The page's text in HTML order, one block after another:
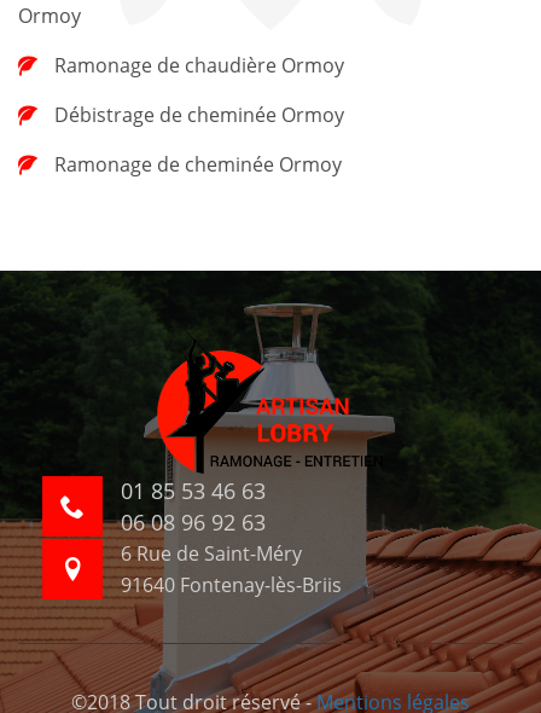
Ormoy
Ramonage de chaudière Ormoy
Débistrage de cheminée Ormoy
Ramonage de cheminée Ormoy
01 85 53 46 63
06 08 96 92 63
6 Rue de Saint-Méry
91640 Fontenay-lès-Briis
©2018 Tout droit réservé -Mentions légales